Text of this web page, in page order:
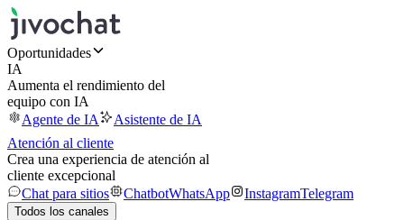
Oportunidades
IA
Aumenta el rendimiento del
equipo con IA
Agente de IA
Asistente de IA
Atención al cliente
Crea una experiencia de atención al
cliente excepcional
Chat para sitios
ChatbotWhatsApp InstagramTelegram
Todos los canales